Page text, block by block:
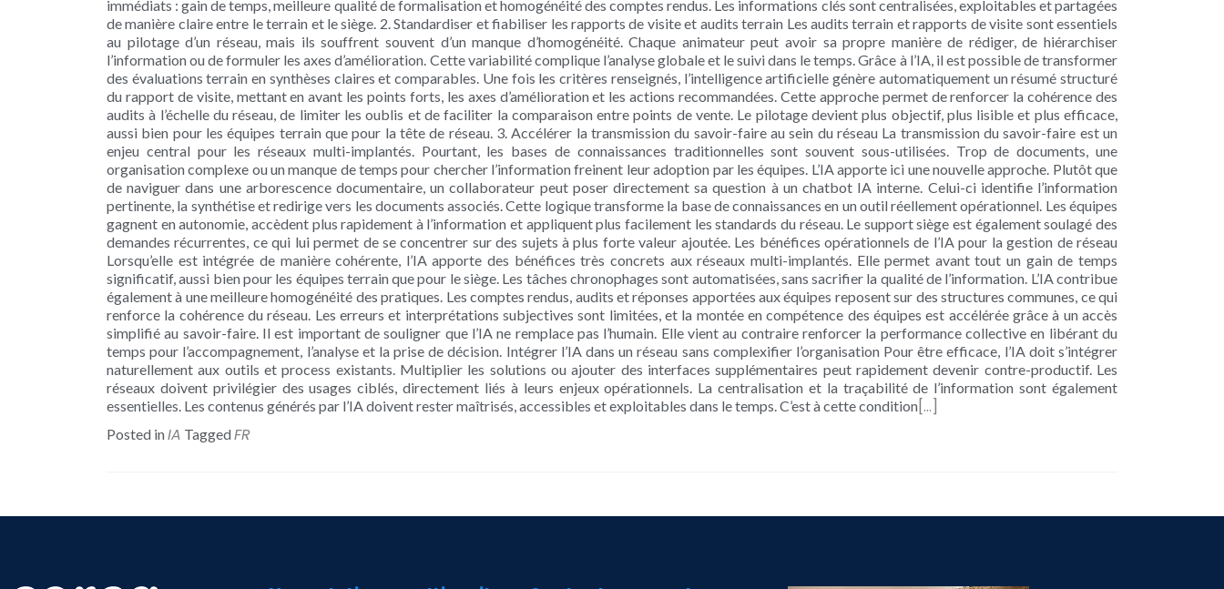
immédiats : gain de temps, meilleure qualité de formalisation et homogénéité des comptes rendus. Les informations clés sont centralisées, exploitables et partagées
de manière claire entre le terrain et le siège. 2. Standardiser et fiabiliser les rapports de visite et audits terrain Les audits terrain et rapports de visite sont essentiels
au pilotage d’un réseau, mais ils souffrent souvent d’un manque d’homogénéité. Chaque animateur peut avoir sa propre manière de rédiger, de hiérarchiser
l’information ou de formuler les axes d’amélioration. Cette variabilité complique l’analyse globale et le suivi dans le temps. Grâce à l’IA, il est possible de transformer
des évaluations terrain en synthèses claires et comparables. Une fois les critères renseignés, l’intelligence artificielle génère automatiquement un résumé structuré
du rapport de visite, mettant en avant les points forts, les axes d’amélioration et les actions recommandées. Cette approche permet de renforcer la cohérence des
audits à l’échelle du réseau, de limiter les oublis et de faciliter la comparaison entre points de vente. Le pilotage devient plus objectif, plus lisible et plus efficace,
aussi bien pour les équipes terrain que pour la tête de réseau. 3. Accélérer la transmission du savoir-faire au sein du réseau La transmission du savoir-faire est un
enjeu central pour les réseaux multi-implantés. Pourtant, les bases de connaissances traditionnelles sont souvent sous-utilisées. Trop de documents, une
organisation complexe ou un manque de temps pour chercher l’information freinent leur adoption par les équipes. L’IA apporte ici une nouvelle approche. Plutôt que
de naviguer dans une arborescence documentaire, un collaborateur peut poser directement sa question à un chatbot IA interne. Celui-ci identifie l’information
pertinente, la synthétise et redirige vers les documents associés. Cette logique transforme la base de connaissances en un outil réellement opérationnel. Les équipes
gagnent en autonomie, accèdent plus rapidement à l’information et appliquent plus facilement les standards du réseau. Le support siège est également soulagé des
demandes récurrentes, ce qui lui permet de se concentrer sur des sujets à plus forte valeur ajoutée. Les bénéfices opérationnels de l’IA pour la gestion de réseau
Lorsqu’elle est intégrée de manière cohérente, l’IA apporte des bénéfices très concrets aux réseaux multi-implantés. Elle permet avant tout un gain de temps
significatif, aussi bien pour les équipes terrain que pour le siège. Les tâches chronophages sont automatisées, sans sacrifier la qualité de l’information. L’IA contribue
également à une meilleure homogénéité des pratiques. Les comptes rendus, audits et réponses apportées aux équipes reposent sur des structures communes, ce qui
renforce la cohérence du réseau. Les erreurs et interprétations subjectives sont limitées, et la montée en compétence des équipes est accélérée grâce à un accès
simplifié au savoir-faire. Il est important de souligner que l’IA ne remplace pas l’humain. Elle vient au contraire renforcer la performance collective en libérant du
temps pour l’accompagnement, l’analyse et la prise de décision. Intégrer l’IA dans un réseau sans complexifier l’organisation Pour être efficace, l’IA doit s’intégrer
naturellement aux outils et process existants. Multiplier les solutions ou ajouter des interfaces supplémentaires peut rapidement devenir contre-productif. Les
réseaux doivent privilégier des usages ciblés, directement liés à leurs enjeux opérationnels. La centralisation et la traçabilité de l’information sont également
essentielles. Les contenus générés par l’IA doivent rester maîtrisés, accessibles et exploitables dans le temps. C’est à cette condition[…]
Posted inIA TaggedFR